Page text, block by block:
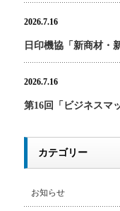
2026.7.16
日印機協「新商材・
2026.7.16
第16回「ビジネスマ
カテゴリー
お知らせ